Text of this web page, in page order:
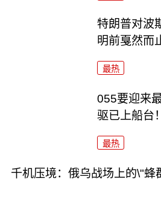
特朗普对波
明前戛然而
最热
055要迎来
驱已上船台！
最热
千机压境：俄乌战场上的\"蜂